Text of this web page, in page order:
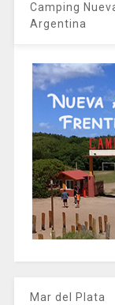
Camping
Argentina
Mar del Plata